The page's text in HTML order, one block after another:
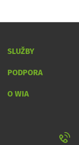
SLUŽBY
PODPORA
O WIA